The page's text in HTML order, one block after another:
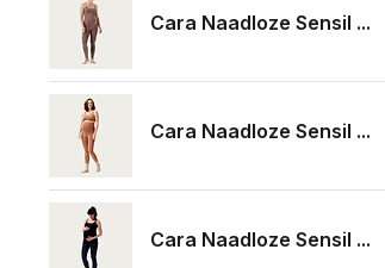
Cara Naadloze Sensil ...
Cara Naadloze Sensil ...
Cara Naadloze Sensil ...